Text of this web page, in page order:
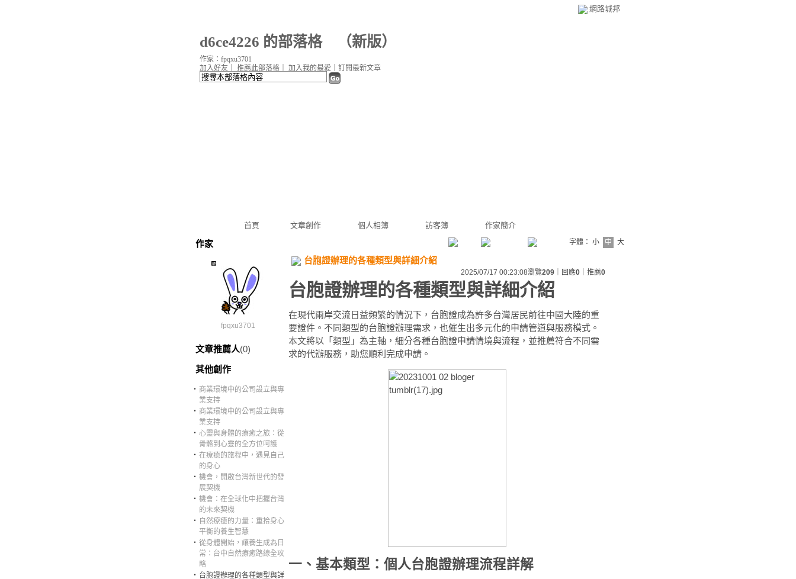
網路城邦
d6ce4226 的部落格（新版）
首頁 文章創作 個人相簿 訪客簿 作家簡介
加入好友 推薦此部落格 加入我的最愛 訂閱最新文章
作家：fpqxu3701
作家
fpqxu3701
文章推薦人(0)
其他創作
‧ 商業環境中的公司設立與專
業支持
‧ 商業環境中的公司設立與專
業支持
‧ 心靈與身體的療癒之旅：從
骨骼到心靈的全方位呵護
‧ 在療癒的旅程中，遇見自己
的身心
‧ 機會，開啟台灣新世代的發
展契機
‧ 機會：在全球化中把握台灣
的未來契機
‧ 自然療癒的力量：重拾身心
平衡的養生智慧
‧ 從身體開始，讓養生成為日
常：台中自然療癒路線全攻
略
‧ 台胞證辦理的各種類型與詳
字體： 小 中 大
台胞證辦理的各種類型與詳細介紹
2025/07/17 00:23:08瀏覽209 ｜回應0 ｜推薦0
台胞證辦理的各種類型與詳細介紹
在現代兩岸交流日益頻繁的情況下，台胞證成為許多台灣居民前往中國大陸的重
要證件。不同類型的台胞證辦理需求，也催生出多元化的申請管道與服務模式。
本文將以「類型」為主軸，細分各種台胞證申請情境與流程，並推薦符合不同需
求的代辦服務，助您順利完成申請。
一、基本類型：個人台胞證辦理流程詳解